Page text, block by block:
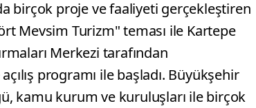
birçok proje ve faaliyeti gerçekleştiren
Mevsim Turizm" teması ile Kartepe
Merkezi tarafından
programı ile başladı. Büyükşehir
kamu kurum ve kuruluşları ile birçok